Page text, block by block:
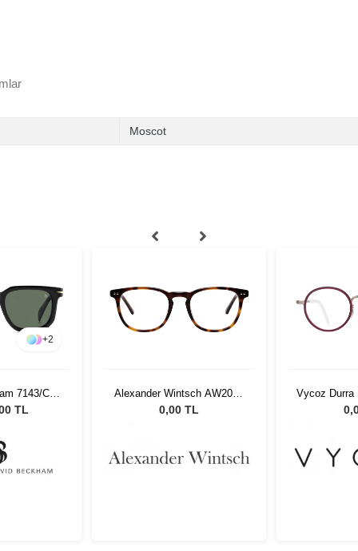
Moscot
+2
7143/C
Unisex
TL
Alexander Wintsch AW2093
C2
0,00 TL
Vycoz Durra
RD